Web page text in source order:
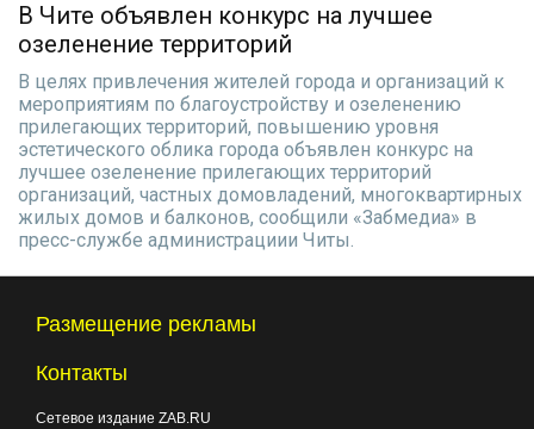
В Чите объявлен конкурс на лучшее
озеленение территорий
В целях привлечения жителей города и организаций к
мероприятиям по благоустройству и озеленению
прилегающих территорий, повышению уровня
эстетического облика города объявлен конкурс на
лучшее озеленение прилегающих территорий
организаций, частных домовладений, многоквартирных
жилых домов и балконов, сообщили «Забмедиа» в
пресс-службе администрациии Читы.
Размещение рекламы
Контакты
Сетевое издание ZAB.RU